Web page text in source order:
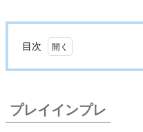
目次
1.
レ
イ
プレイインプレ